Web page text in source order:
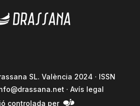
SL. València 2024 · ISSN
·Avís legal
controlada per